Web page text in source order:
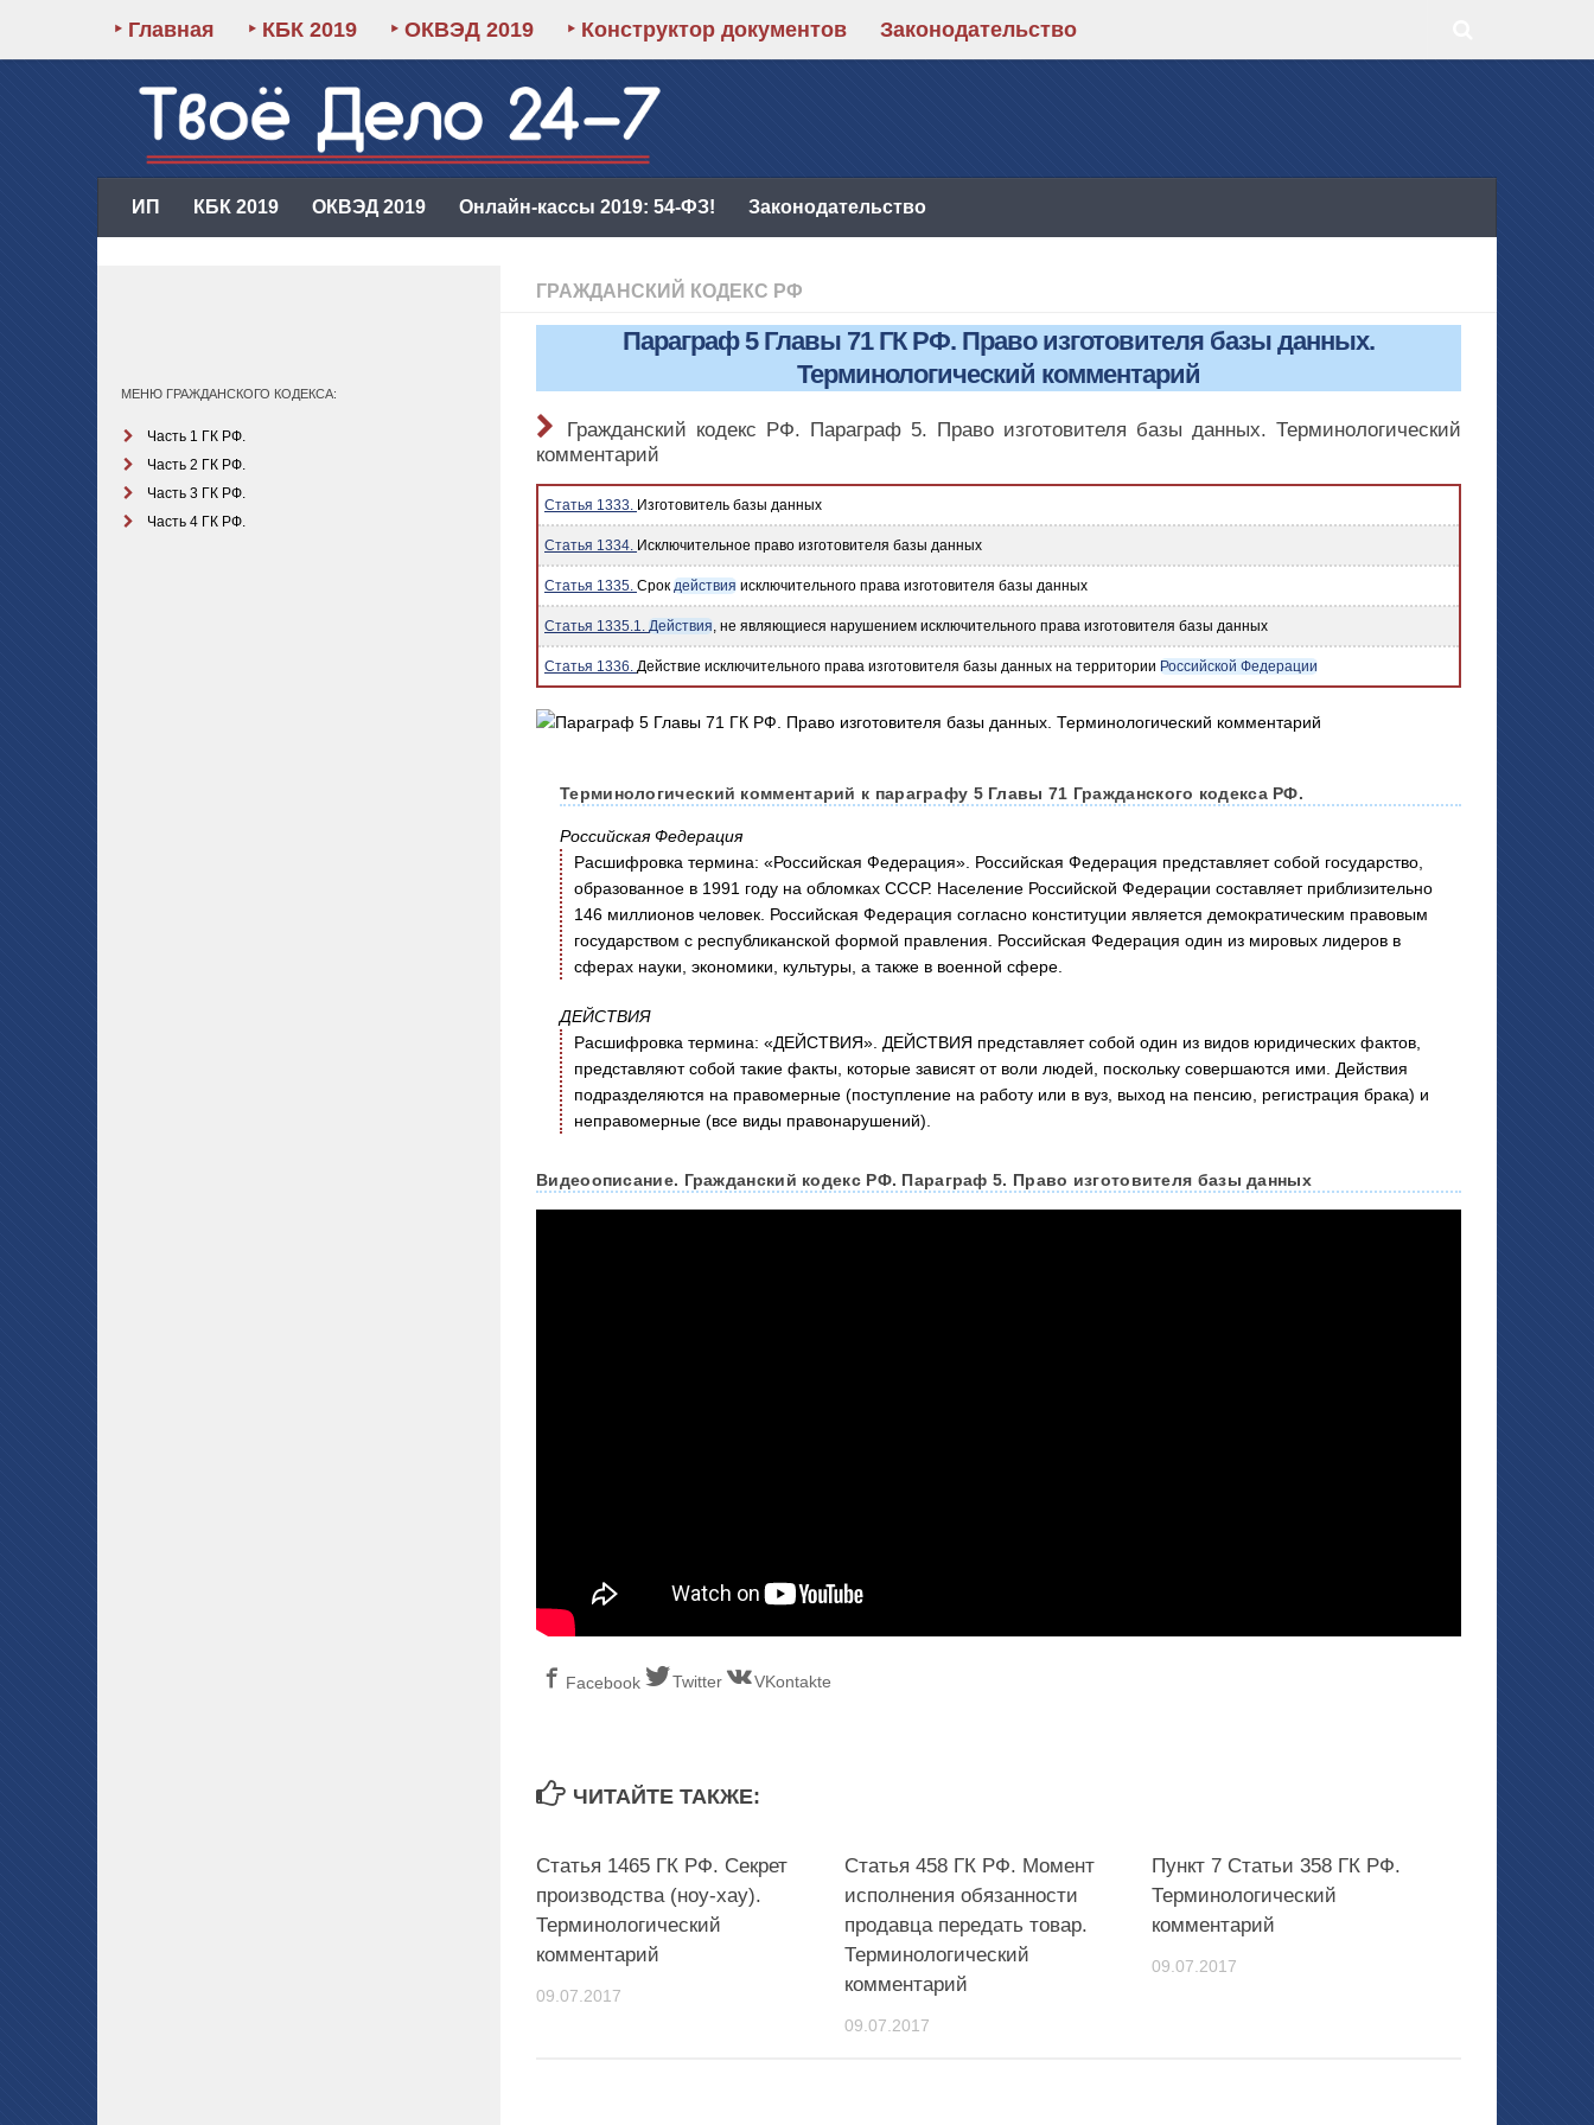
‣ Главная ‣ КБК 2019 ‣ ОКВЭД 2019 ‣ Конструктор документов Законодательство
ИП КБК 2019 ОКВЭД 2019 Онлайн-кассы 2019: 54-ФЗ! Законодательство
ГРАЖДАНСКИЙ КОДЕКС РФ
Параграф 5 Главы 71 ГК РФ. Право изготовителя базы данных.
Терминологический комментарий
Гражданский кодекс РФ. Параграф 5. Право изготовителя базы данных. Терминологический
комментарий
Статья 1333. Изготовитель базы данных
Статья 1334. Исключительное право изготовителя базы данных
Статья 1335. Срок действия исключительного права изготовителя базы данных
Статья 1335.1. Действия, не являющиеся нарушением исключительного права изготовителя базы данных
Статья 1336. Действие исключительного права изготовителя базы данных на территории Российской Федерации
Терминологический комментарий к параграфу 5 Главы 71 Гражданского кодекса РФ.
Российская Федерация
Расшифровка термина: «Российская Федерация». Российская Федерация представляет собой государство,
образованное в 1991 году на обломках СССР. Население Российской Федерации составляет приблизительно
146 миллионов человек. Российская Федерация согласно конституции является демократическим правовым
государством с республиканской формой правления. Российская Федерация один из мировых лидеров в
сферах науки, экономики, культуры, а также в военной сфере.
ДЕЙСТВИЯ
Расшифровка термина: «ДЕЙСТВИЯ». ДЕЙСТВИЯ представляет собой один из видов юридических фактов,
представляют собой такие факты, которые зависят от воли людей, поскольку совершаются ими. Действия
подразделяются на правомерные (поступление на работу или в вуз, выход на пенсию, регистрация брака) и
неправомерные (все виды правонарушений).
Видеоописание. Гражданский кодекс РФ. Параграф 5. Право изготовителя базы данных
Facebook Twitter VKontakte
ЧИТАЙТЕ ТАКЖЕ:
Статья 1465 ГК РФ. Секрет
производства (ноу-хау).
Терминологический
комментарий
09.07.2017
Статья 458 ГК РФ. Момент
исполнения обязанности
продавца передать товар.
Терминологический
комментарий
09.07.2017
Пункт 7 Статьи 358 ГК РФ.
Терминологический
комментарий
09.07.2017
МЕНЮ ГРАЖДАНСКОГО КОДЕКСА:
Часть 1 ГК РФ.
Часть 2 ГК РФ.
Часть 3 ГК РФ.
Часть 4 ГК РФ.